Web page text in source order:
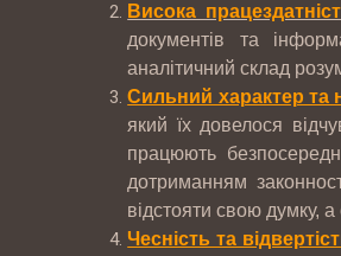
Висока
документів та
аналітичний склад
Сильний характер та
який їх довелося
працюють
дотриманням
відстояти свою думку, а
Чесність та